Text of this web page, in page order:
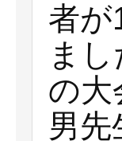
者が
ま
の大
男